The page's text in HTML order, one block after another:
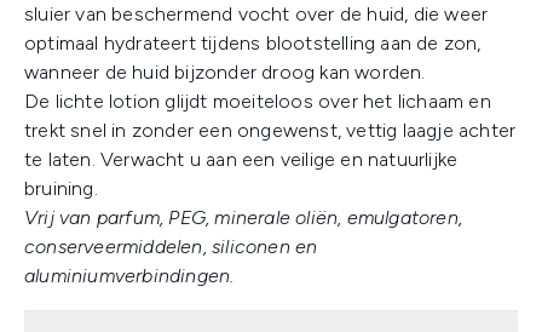
sluier van beschermend vocht over de huid, die weer
optimaal hydrateert tijdens blootstelling aan de zon,
wanneer de huid bijzonder droog kan worden.
De lichte lotion glijdt moeiteloos over het lichaam en
trekt snel in zonder een ongewenst, vettig laagje achter
te laten. Verwacht u aan een veilige en natuurlijke
bruining.
Vrij van parfum, PEG, minerale oliën, emulgatoren,
conserveermiddelen, siliconen en
aluminiumverbindingen.